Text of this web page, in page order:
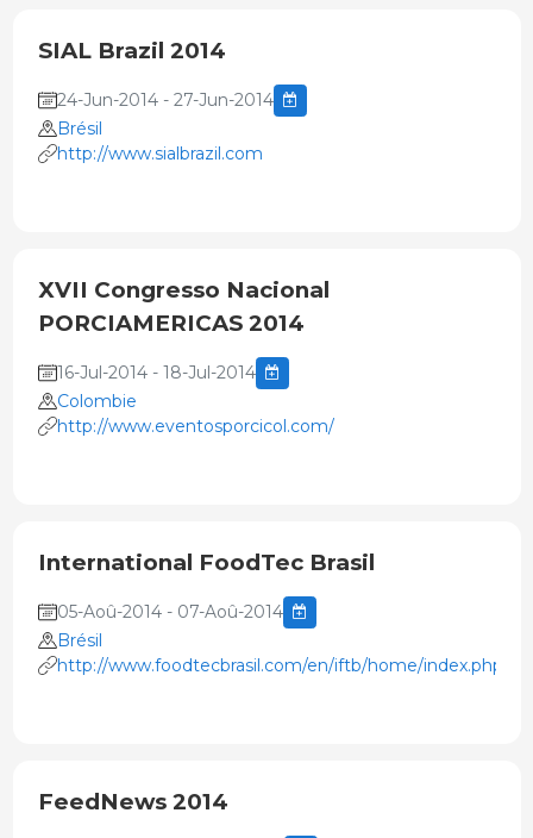
SIAL Brazil 2014
24-Jun-2014 - 27-Jun-2014
Brésil
http://www.sialbrazil.com
XVII Congresso Nacional
PORCIAMERICAS 2014
16-Jul-2014 - 18-Jul-2014
Colombie
http://www.eventosporcicol.com/
International FoodTec Brasil
05-Aoû-2014 - 07-Aoû-2014
Brésil
http://www.foodtecbrasil.com/en/iftb/home/index.php
FeedNews 2014